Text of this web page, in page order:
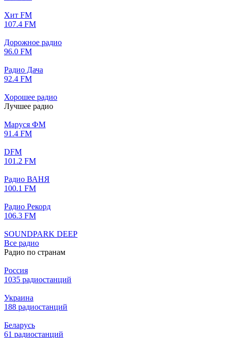
Хит FM
107.4 FM
Дорожное радио
96.0 FM
Радио Дача
92.4 FM
Хорошее радио
Лучшее радио
Маруся ФМ
91.4 FM
DFM
101.2 FM
Радио ВАНЯ
100.1 FM
Радио Рекорд
106.3 FM
SOUNDPARK DEEP
Все радио
Радио по странам
Россия
1035 радиостанций
Украина
188 радиостанций
Беларусь
61 радиостанций